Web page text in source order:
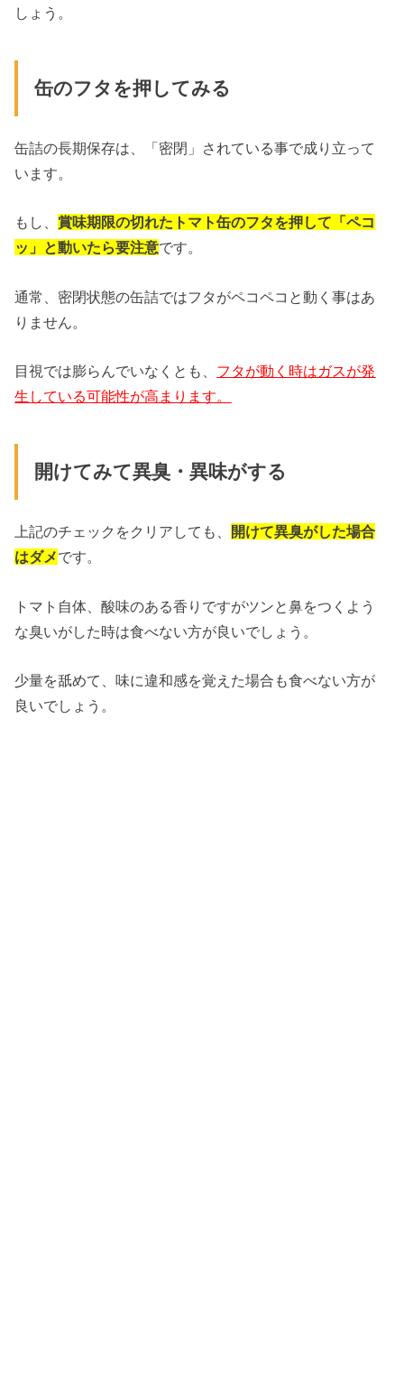
しょう。
缶のフタを押してみる
缶詰の長期保存は、「密閉」されている事で成り立って
います。
もし、 賞味期限の切れたトマト缶のフタを押して「ペコ
ッ」と動いたら要注意です。
通常、密閉状態の缶詰ではフタがペコペコと動く事はあ
りません。
目視では膨らんでいなくとも、 フタが動く時はガスが発
生している可能性が高まります。
開けてみて異臭・異味がする
上記のチェックをクリアしても、 開けて異臭がした場合
はダメです。
トマト自体、酸味のある香りですがツンと鼻をつくよう
な臭いがした時は食べない方が良いでしょう。
少量を舐めて、味に違和感を覚えた場合も食べない方が
良いでしょう。